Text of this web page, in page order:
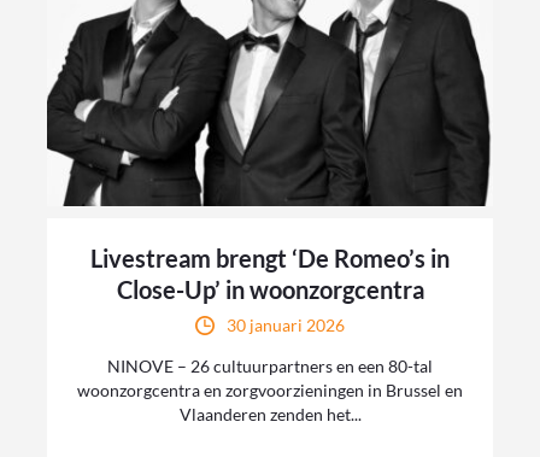
Livestream brengt ‘De Romeo’s in
Close-Up’ in woonzorgcentra
30 januari 2026
NINOVE – 26 cultuurpartners en een 80-tal
woonzorgcentra en zorgvoorzieningen in Brussel en
Vlaanderen zenden het...